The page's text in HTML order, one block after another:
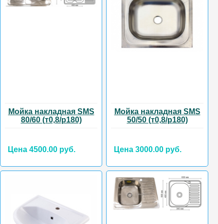
Мойка накладная SMS
80/60 (т0,8/р180)
Цена 4500.00 руб.
Мойка накладная SMS
50/50 (т0,8/р180)
Цена 3000.00 руб.